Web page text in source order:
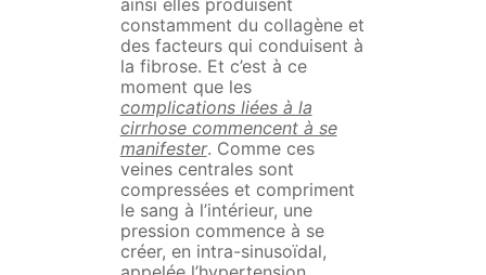
ainsi elles produisent
constamment du collagène et
des facteurs qui conduisent à
la fibrose. Et c’est à ce
moment que les
complications liées à la
cirrhose commencent à se
manifester. Comme ces
veines centrales sont
compressées et compriment
le sang à l’intérieur, une
pression commence à se
créer, en intra-sinusoïdal,